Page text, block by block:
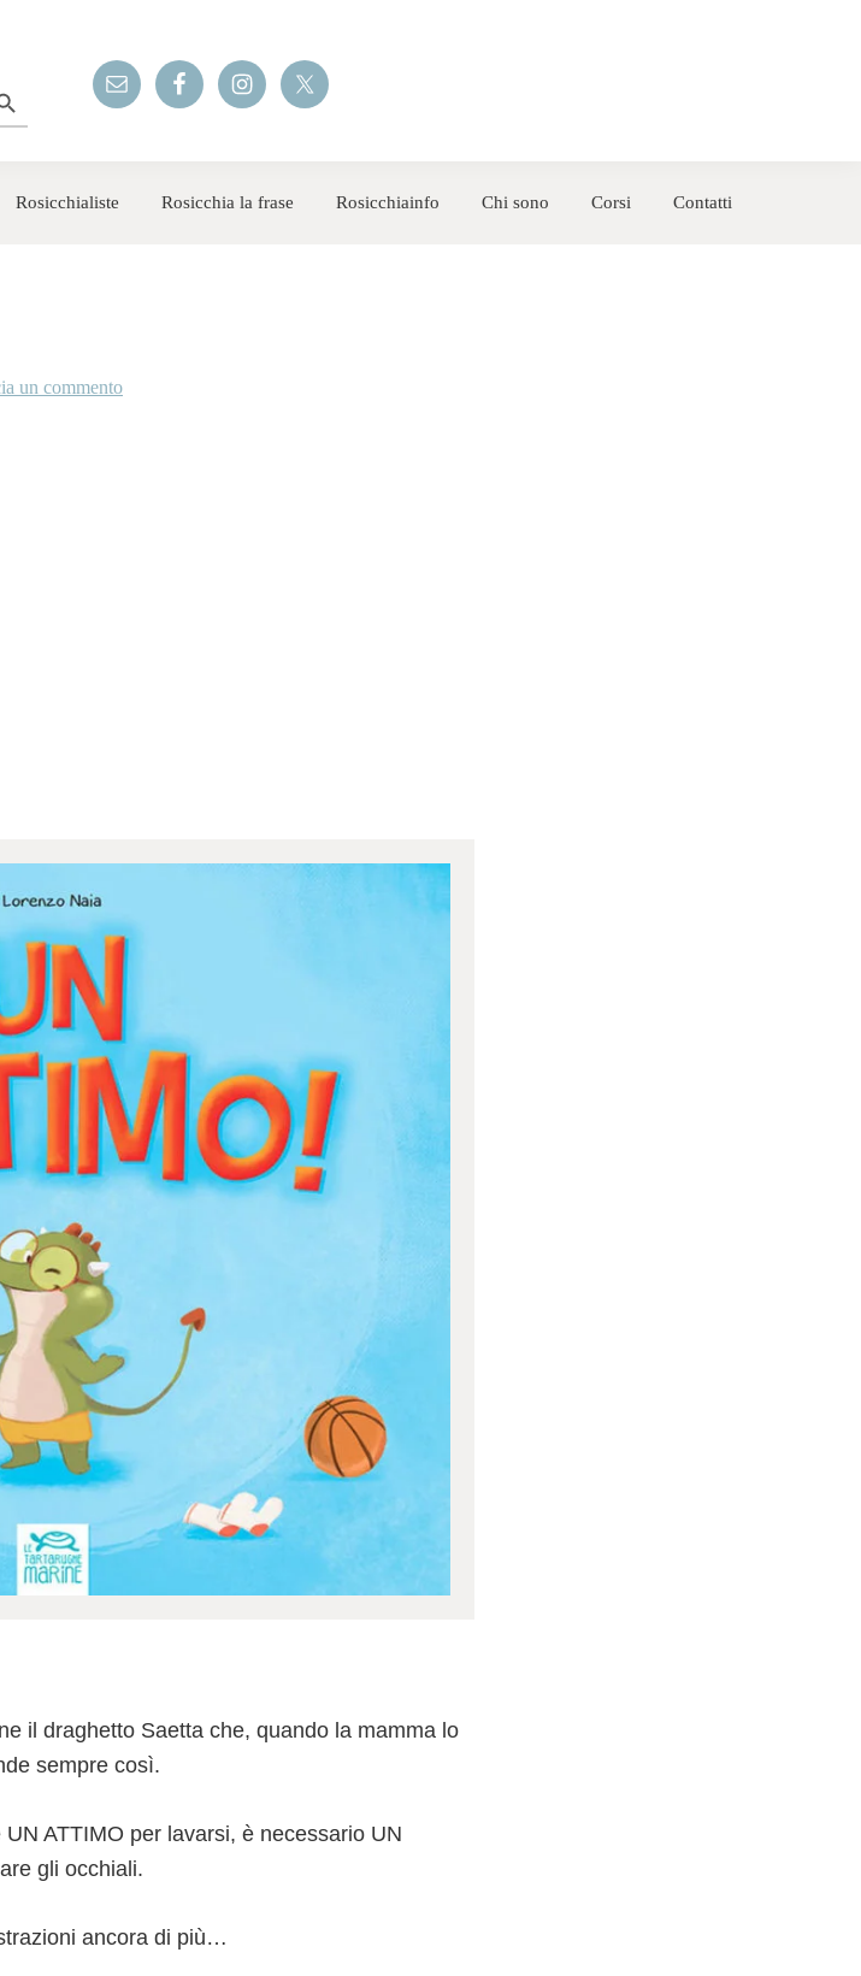
Rosicchialiste Rosicchia la frase Rosicchiainfo Chi sono Corsi Contatti
un commento
il draghetto Saetta che, quando la mamma lo
sempre così.
ATTIMO per lavarsi, è necessario UN
gli occhiali.
ancora di più…